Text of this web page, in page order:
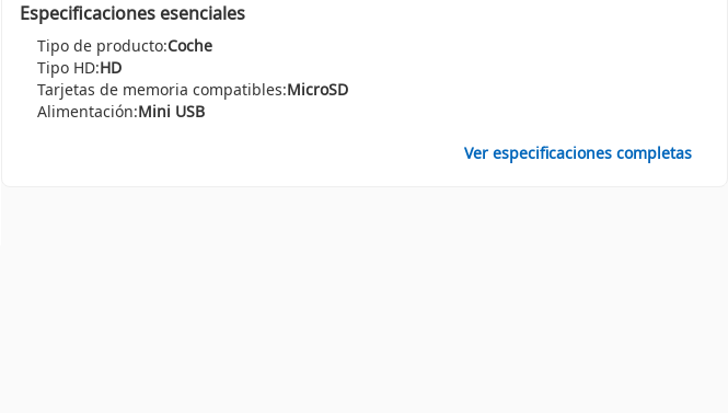
Especificaciones esenciales
Tipo de producto:Coche
Tipo HD:HD
Tarjetas de memoria compatibles:MicroSD
Alimentación:Mini USB
Ver especificaciones completas